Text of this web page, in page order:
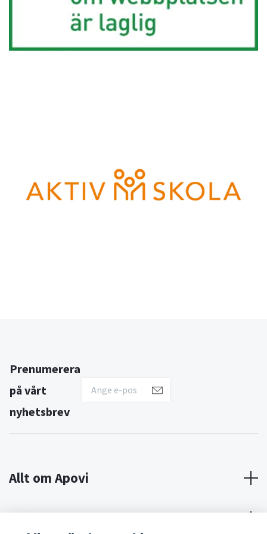
Prenumerera
på vårt
nyhetsbrev
Allt om Apovi
Om Apovi